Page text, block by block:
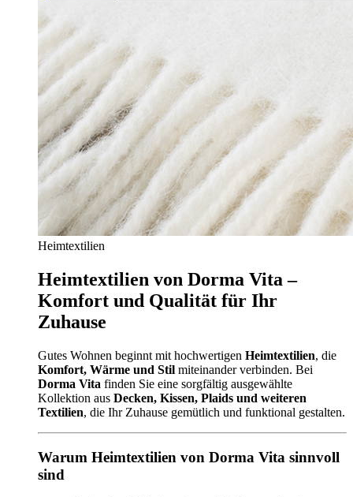
Heimtextilien
Heimtextilien von Dorma Vita –
Komfort und Qualität für Ihr
Zuhause
Gutes Wohnen beginnt mit hochwertigen Heimtextilien, die
Komfort, Wärme und Stil miteinander verbinden. Bei
Dorma Vita finden Sie eine sorgfältig ausgewählte
Kollektion aus Decken, Kissen, Plaids und weiteren
Textilien, die Ihr Zuhause gemütlich und funktional gestalten.
Warum Heimtextilien von Dorma Vita sinnvoll
sind